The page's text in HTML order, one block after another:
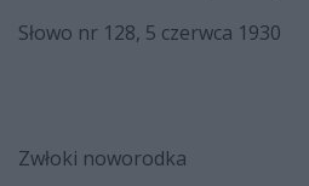
Słowo nr 128, 5 czerwca 1930
Zwłoki noworodka